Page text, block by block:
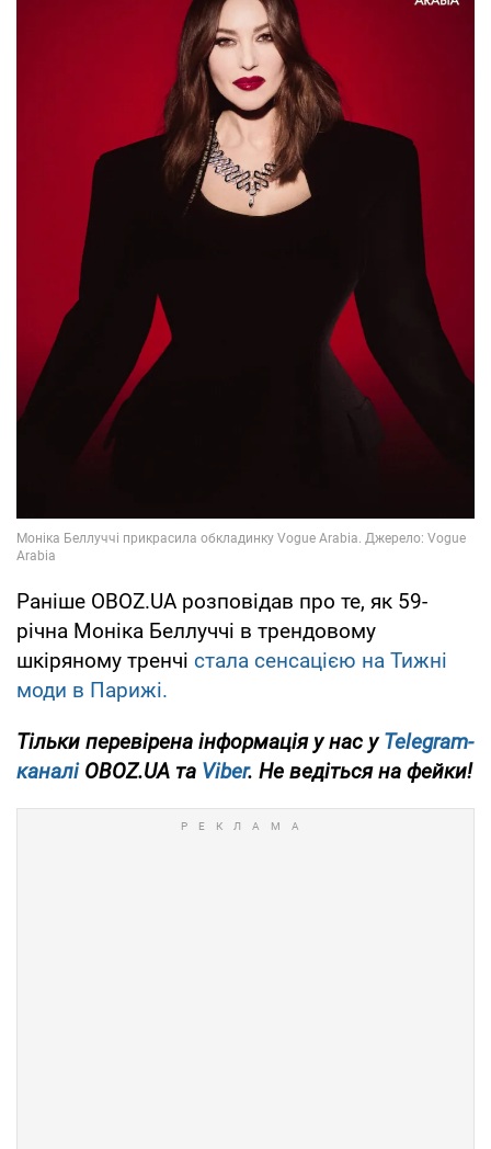
Раніше OBOZ.UA розповідав про те, як 59-
річна Моніка Беллуччі в трендовому
шкіряному тренчі стала сенсацією на Тижні
моди в Парижі.
Тільки перевірена інформація у нас уTelegram-
каналіOBOZ.UA та Viber. Не ведіться на фейки!